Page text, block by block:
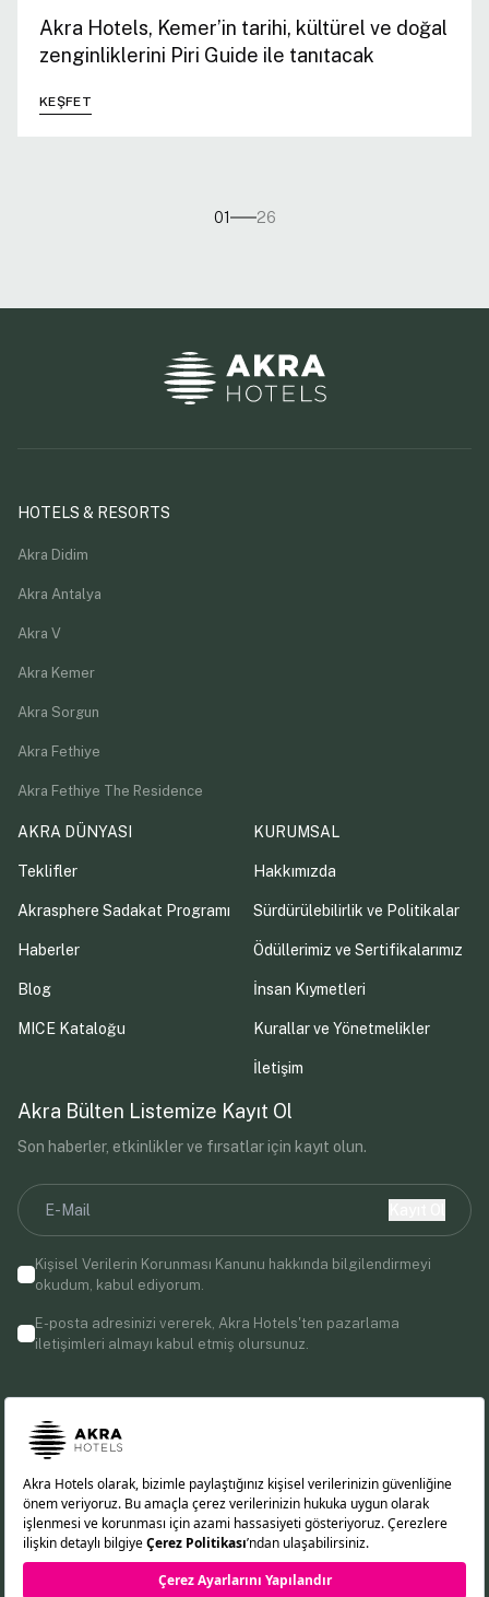
Akra Hotels, Kemer’in tarihi, kültürel ve doğal
zenginliklerini Piri Guide ile tanıtacak
KEŞFET
01 26
HOTELS & RESORTS
Akra Didim
Akra Antalya
Akra V
Akra Kemer
Akra Sorgun
Akra Fethiye
Akra Fethiye The Residence
AKRA DÜNYASI
Teklifler
Akrasphere Sadakat Programı
Haberler
Blog
MICE Kataloğu
KURUMSAL
Hakkımızda
Sürdürülebilirlik ve Politikalar
Ödüllerimiz ve Sertifikalarımız
İnsan Kıymetleri
Kurallar ve Yönetmelikler
İletişim
Akra Bülten Listemize Kayıt Ol
Son haberler, etkinlikler ve fırsatlar için kayıt olun.
Kişisel Verilerin Korunması Kanunu hakkında bilgilendirmeyi
okudum, kabul ediyorum.
E-posta adresinizi vererek, Akra Hotels'ten pazarlama
iletişimleri almayı kabul etmiş olursunuz.
TR
EN
DE
RU